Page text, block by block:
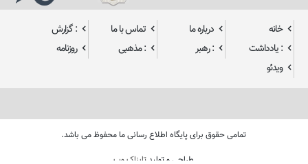
خانه درباره ما تماس با ما
: گزارش
: یادداشت
: رهبر : مذهبی
روزنامه
ویدئو
تمامی حقوق برای پایگاه اطلاع رسانی ما محفوظ می باشد.
طراحی و تولید تابناک وب